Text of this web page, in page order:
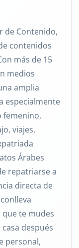
de Contenido,
contenidos
más de 15
medios
amplia
especialmente
femenino,
viajes,
Árabes
repatriarse a
directa de
que te mudes
después
personal,